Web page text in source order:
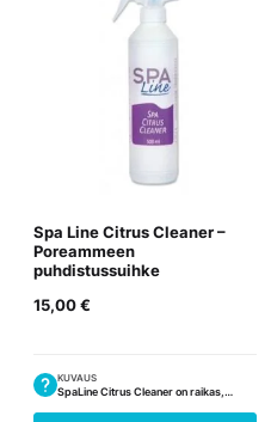
Spa Line Citrus Cleaner –
Poreammeen
puhdistussuihke
15,00€
KUVAUS
SpaLine Citrus Cleaner on raikas,…